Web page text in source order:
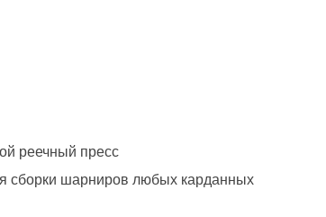
реечный пресс
сборки шарниров любых карданных